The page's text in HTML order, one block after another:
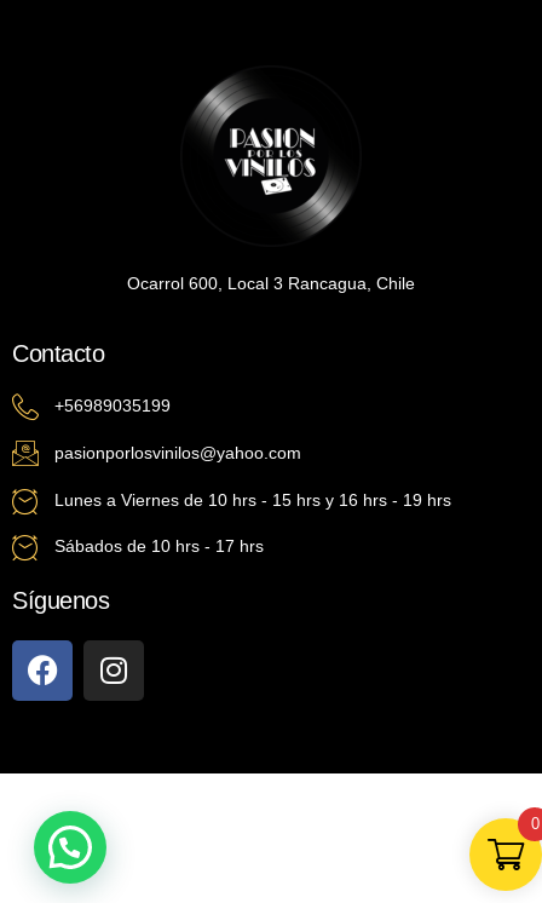
Ocarrol 600, Local 3 Rancagua, Chile
Contacto
+56989035199
pasionporlosvinilos@yahoo.com
Lunes a Viernes de 10 hrs - 15 hrs y 16 hrs - 19 hrs
Sábados de 10 hrs - 17 hrs
Síguenos
0